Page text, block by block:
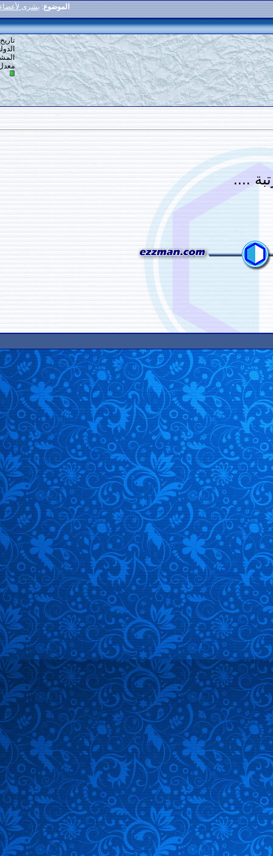
بشرى لأعضاء المنتدى فتح قسم جديد
#
9
تاريخ التسجيل: 19-12-2013
الدولة: في دنيا
المشاركات: 483
معدل تقييم المستوى: 13